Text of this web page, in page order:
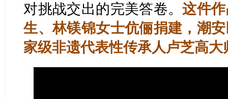
对挑战交出的完美答卷。这件
生、林镁锦女士伉俪捐建，潮
家级非遗代表性传承人卢芝高